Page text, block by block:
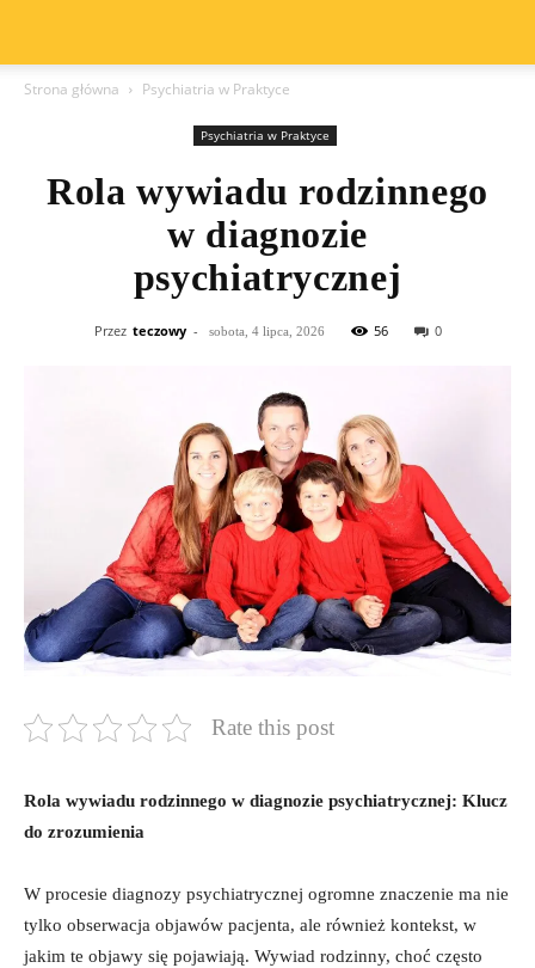
Strona główna Psychiatria w Praktyce
Psychiatria w Praktyce
Rola wywiadu rodzinnego
w diagnozie
psychiatrycznej
Przez teczowy - sobota, 4 lipca, 2026 56 0
Rate this post
Rola wywiadu ⁢rodzinnego w diagnozie psychiatrycznej: Klucz
do zrozumienia
W procesie diagnozy⁢ psychiatrycznej ogromne ‍znaczenie ma nie
tylko obserwacja objawów pacjenta, ⁢ale‌ również kontekst,‍ w ​
jakim te ‌objawy się pojawiają.⁣ Wywiad rodzinny, choć ⁢często